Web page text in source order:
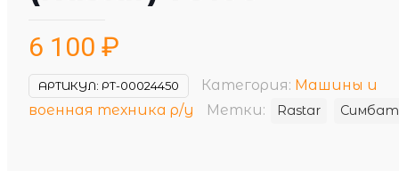
6 100 ₽
АРТИКУЛ: РТ-00024450 Категория: Машины и
военная техника р/у
Метки: Rastar Симбат